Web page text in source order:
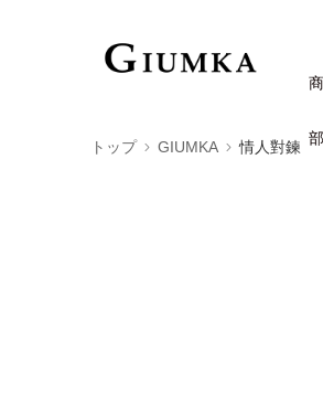
トップ GIUMKA 情人對鍊